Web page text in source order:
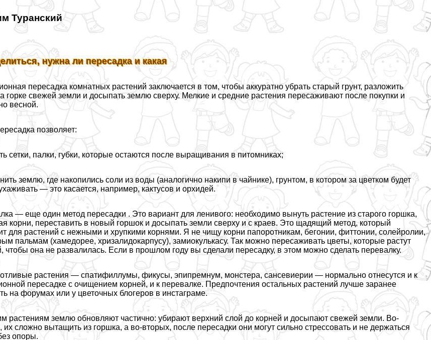
Туранский
нужна ли пересадка и какая
пересадка комнатных растений заключается в том, чтобы аккуратно убрать старый грунт, разложить
горке свежей земли и досыпать землю сверху. Мелкие и средние растения пересаживают после покупки и
весной.
позволяет:
сетки, палки, губки, которые остаются после выращивания в питомниках;
землю, где накопились соли из воды (аналогично накипи в чайнике), грунтом, в котором за цветком будет
— это касается, например, кактусов и орхидей.
— еще один метод пересадки . Это вариант для ленивого: необходимо вынуть растение из старого горшка,
корни, переставить в новый горшок и досыпать земли сверху и с краев. Это щадящий метод, который
для растений с нежными и хрупкими корнями. Я не чищу корни папоротникам, бегонии, фиттонии, солейролии,
пальмам (хамедорее, хризалидокарпусу), замиокулькасу. Так можно пересаживать цветы, которые растут
чтобы она не развалилась. Если в прошлом году вы сделали пересадку, в этом можно сделать перевалку.
растения — спатифиллумы, фикусы, эпипремнум, монстера, сансевиерии — нормально отнесутся и к
пересадке с очищением корней, и к перевалке. Предпочтения остальных растений лучше заранее
на форумах или у цветочных блогеров в инстаграме.
растениям землю обновляют частично: убирают верхний слой до корней и досыпают свежей земли. Во-
их сложно вытащить из горшка, а во-вторых, после пересадки они могут сильно стрессовать и не держаться
опоры.